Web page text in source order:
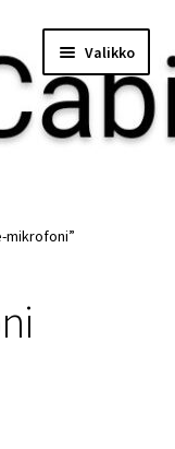
Valikko
mikrofoni”